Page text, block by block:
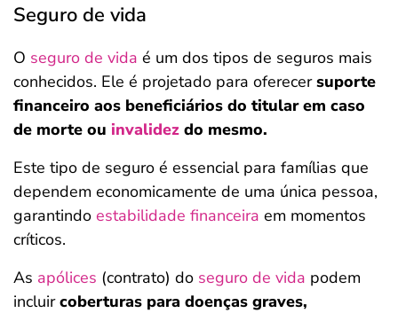
Seguro de vida
O seguro de vida é um dos tipos de seguros mais
conhecidos. Ele é projetado para oferecersuporte
financeiro aos beneficiários do titular em caso
de morte ou invalidez do mesmo.
Este tipo de seguro é essencial para famílias que
dependem economicamente de uma única pessoa,
garantindo estabilidade financeira em momentos
críticos.
As apólices (contrato) do seguro de vida podem
incluircoberturas para doenças graves,